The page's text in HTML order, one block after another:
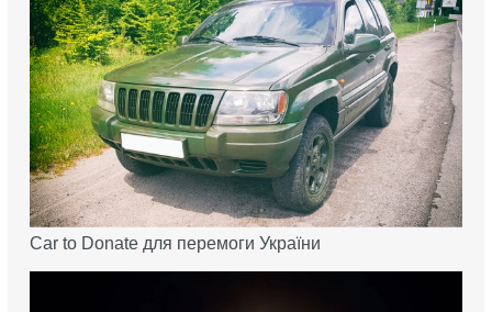
Car to Donate для перемоги України